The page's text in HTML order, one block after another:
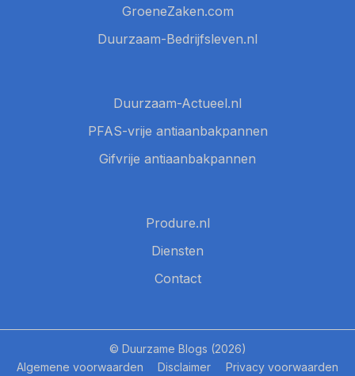
GroeneZaken.com
Duurzaam-Bedrijfsleven.nl
Duurzaam-Actueel.nl
PFAS-vrije antiaanbakpannen
Gifvrije antiaanbakpannen
Produre.nl
Diensten
Contact
© Duurzame Blogs (2026)
Algemene voorwaarden
Disclaimer Privacy voorwaarden